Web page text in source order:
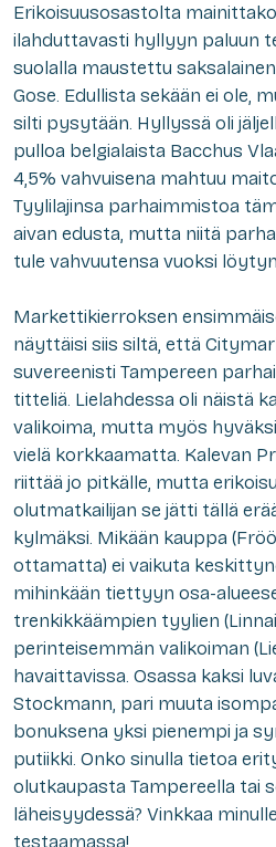
Erikoisuusosastolta
ilahduttavasti hyllyyn paluun
suolalla maustettu
Gose. Edullista sekään ei ole,
silti pysytään. Hyllyssä oli
pulloa belgialaista Bacchus
4,5% vahvuisena mahtuu
Tyylilajinsa parhaimmistoa
aivan edusta, mutta niitä
tule vahvuutensa vuoksi
Markettikierroksen
näyttäisi siis siltä, että
suvereenisti Tampereen
titteliä. Lielahdessa oli näistä
valikoima, mutta myös
vielä korkkaamatta. Kalevan
riittää jo pitkälle, mutta
olutmatkailijan se jätti tällä
kylmäksi. Mikään kauppa
ottamatta) ei vaikuta
mihinkään tiettyyn osa-
trenkikkäämpien tyylien
perinteisemmän valikoiman
havaittavissa. Osassa kaksi
Stockmann, pari muuta
bonuksena yksi pienempi ja
putiikki. Onko sinulla tietoa
olutkaupasta Tampereella tai
läheisyydessä? Vinkkaa